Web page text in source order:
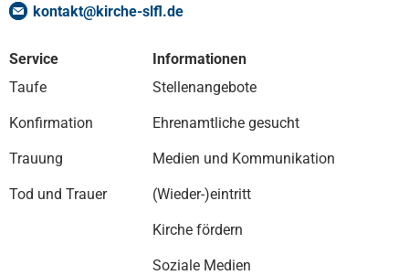
kontakt@kirche-slfl.de
Service
Taufe
Konfirmation
Trauung
Tod und Trauer
Informationen
Stellenangebote
Ehrenamtliche gesucht
Medien und Kommunikation
(Wieder-)eintritt
Kirche fördern
Soziale Medien